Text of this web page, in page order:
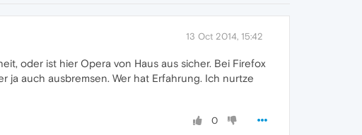
13 Oct 2014, 15:42
oder ist hier Opera von Haus aus sicher. Bei Firefox
ja auch ausbremsen. Wer hat Erfahrung. Ich nurtze
0